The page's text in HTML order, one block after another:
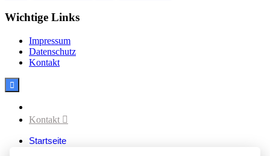
Wichtige Links
Impressum
Datenschutz
Kontakt

Kontakt 
Startseite